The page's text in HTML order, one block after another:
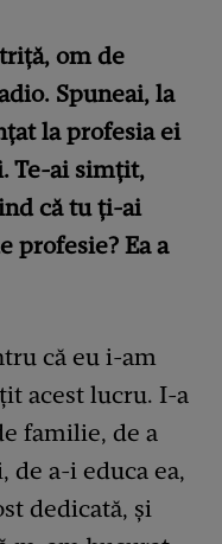
om de
Spuneai, la
la profesia ei
Te-ai simțit,
că tu ți-ai
profesie? Ea a
că eu i-am
acest lucru. I-a
familie, de a
de a-i educa ea,
dedicată, și